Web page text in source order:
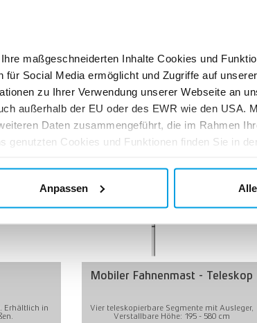
maßgeschneiderten Inhalte Cookies und
für Social Media ermöglicht und Zugriffe auf
zu Ihrer Verwendung unserer Webseite an
außerhalb der EU oder des EWR wie den USA.
Daten zusammengeführt, die im Rahmen
genutzten Cookies und Funktionen finden Sie in der
Anpassen
Kunden kauften auch
Erhältlich in
Mobiler Fahnenmast - Teleskop
Vier teleskopierbare Segmente mit Ausleger,
Verstallbare Höhe: 195 - 580 cm